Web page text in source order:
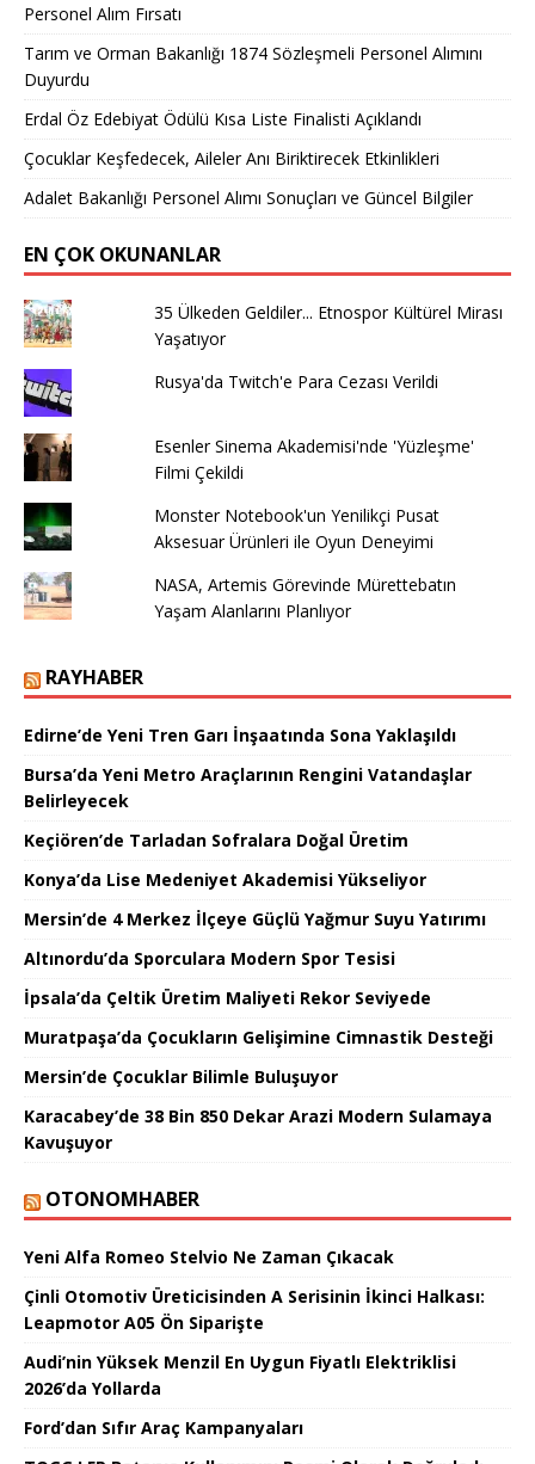
Personel Alım Fırsatı
Tarım ve Orman Bakanlığı 1874 Sözleşmeli Personel Alımını
Duyurdu
Erdal Öz Edebiyat Ödülü Kısa Liste Finalisti Açıklandı
Çocuklar Keşfedecek, Aileler Anı Biriktirecek Etkinlikleri
Adalet Bakanlığı Personel Alımı Sonuçları ve Güncel Bilgiler
EN ÇOK OKUNANLAR
35 Ülkeden Geldiler... Etnospor Kültürel Mirası
Yaşatıyor
Rusya'da Twitch'e Para Cezası Verildi
Esenler Sinema Akademisi'nde 'Yüzleşme'
Filmi Çekildi
Monster Notebook'un Yenilikçi Pusat
Aksesuar Ürünleri ile Oyun Deneyimi
NASA, Artemis Görevinde Mürettebatın
Yaşam Alanlarını Planlıyor
RAYHABER
Edirne’de Yeni Tren Garı İnşaatında Sona Yaklaşıldı
Bursa’da Yeni Metro Araçlarının Rengini Vatandaşlar
Belirleyecek
Keçiören’de Tarladan Sofralara Doğal Üretim
Konya’da Lise Medeniyet Akademisi Yükseliyor
Mersin’de 4 Merkez İlçeye Güçlü Yağmur Suyu Yatırımı
Altınordu’da Sporculara Modern Spor Tesisi
İpsala’da Çeltik Üretim Maliyeti Rekor Seviyede
Muratpaşa’da Çocukların Gelişimine Cimnastik Desteği
Mersin’de Çocuklar Bilimle Buluşuyor
Karacabey’de 38 Bin 850 Dekar Arazi Modern Sulamaya
Kavuşuyor
OTONOMHABER
Yeni Alfa Romeo Stelvio Ne Zaman Çıkacak
Çinli Otomotiv Üreticisinden A Serisinin İkinci Halkası:
Leapmotor A05 Ön Siparişte
Audi’nin Yüksek Menzil En Uygun Fiyatlı Elektriklisi
2026’da Yollarda
Ford’dan Sıfır Araç Kampanyaları